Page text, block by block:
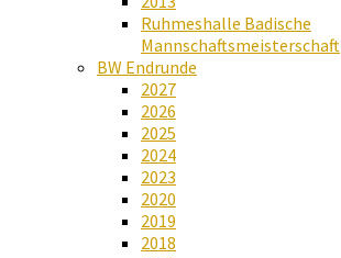
Ruhmeshalle Badische
Mannschaftsmeisterschaft
BW Endrunde
2027
2026
2025
2024
2023
2020
2019
2018